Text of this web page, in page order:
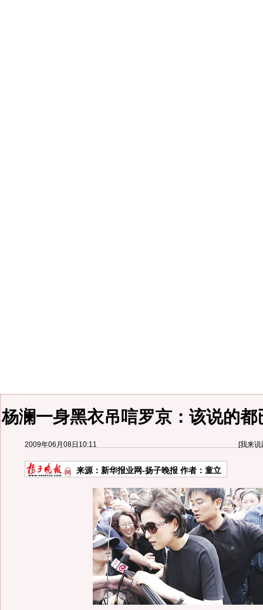
杨澜一身黑衣吊唁罗京：该说的都
2009年06月08日10:11 [我来说
来源： 新华报业网-扬子晚报作者：童立